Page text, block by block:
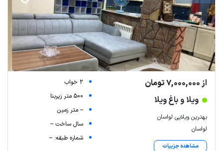
از 7,000,000 تومان
ویلا و باغ ویلا
بهترین ویلایی لواسان
لواسان
مشاهده جزییات
2 خواب
500 متر زیربنا
-- متر زمین
سال ساخت --
شماره طبقه: --